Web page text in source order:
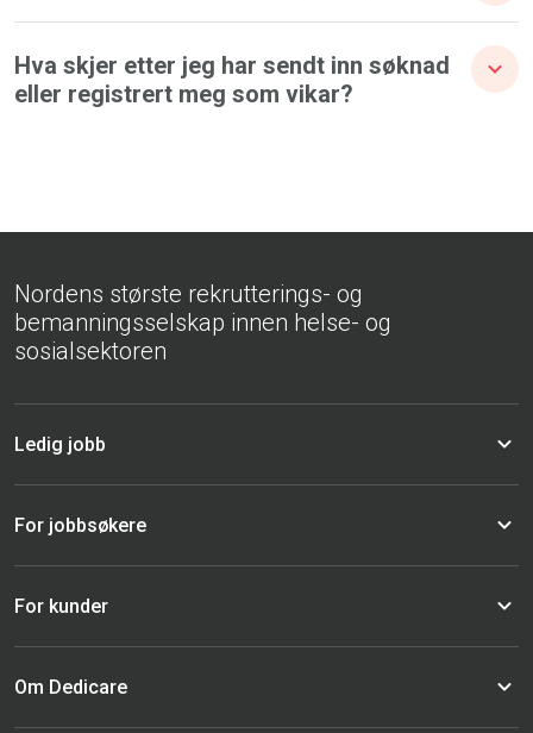
Hva skjer etter jeg har sendt inn søknad
eller registrert meg som vikar?
Nordens største rekrutterings- og
bemanningsselskap innen helse- og
sosialsektoren
Ledig jobb
For jobbsøkere
For kunder
Om Dedicare